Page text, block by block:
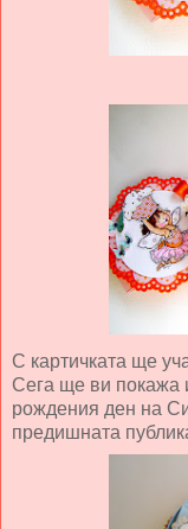
С картичката ще
Сега ще ви покажа
рождения ден на
предишната